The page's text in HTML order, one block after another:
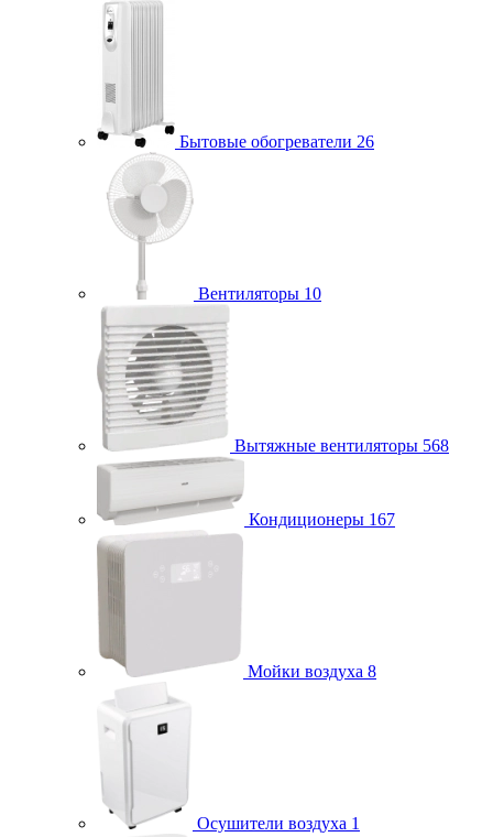
Бытовые обогреватели 26
Вентиляторы 10
Вытяжные вентиляторы 568
Кондиционеры 167
Мойки воздуха 8
Осушители воздуха 1